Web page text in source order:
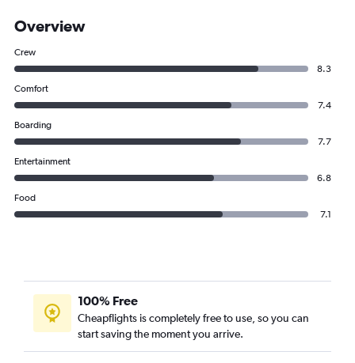
Overview
Crew
8.3
Comfort
7.4
Boarding
7.7
Entertainment
6.8
Food
7.1
100% Free
Cheapflights is completely free to use, so you can
start saving the moment you arrive.